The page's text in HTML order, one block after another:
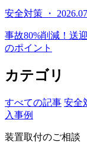
安全対策 ・
事故80%削減！送
のポイント
カテゴリ
すべての記事 安全
入事例
装置取付のご相談